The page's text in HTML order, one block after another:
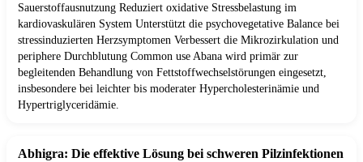
Sauerstoffausnutzung Reduziert oxidative Stressbelastung im
kardiovaskulären System Unterstützt die psychovegetative Balance bei
stressinduzierten Herzsymptomen Verbessert die Mikrozirkulation und
periphere Durchblutung Common use Abana wird primär zur
begleitenden Behandlung von Fettstoffwechselstörungen eingesetzt,
insbesondere bei leichter bis moderater Hypercholesterinämie und
Hypertriglyceridämie.
Abhigra: Die effektive Lösung bei schweren Pilzinfektionen